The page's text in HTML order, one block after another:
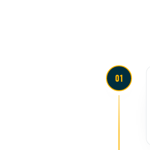
01